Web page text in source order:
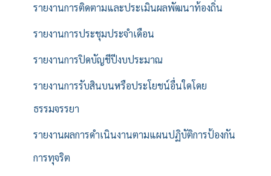
รายงานการติดตามและประเมินผลพัฒนาท้องถิ่น
รายงานการประชุมประจำเดือน
รายงานการปิดบัญชีปีงบประมาณ
รายงานการรับสินบนหรือประโยชน์อื่นใดโดย
ธรรมจรรยา
รายงานผลการดำเนินงานตามแผนปฏิบัติการป้องกัน
การทุจริต